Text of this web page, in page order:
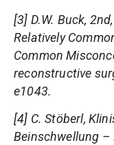
[3] D.W. Buck,
Relatively
Common
reconstructive
e1043.
[4] C. Stöberl,
Beinschwellung –